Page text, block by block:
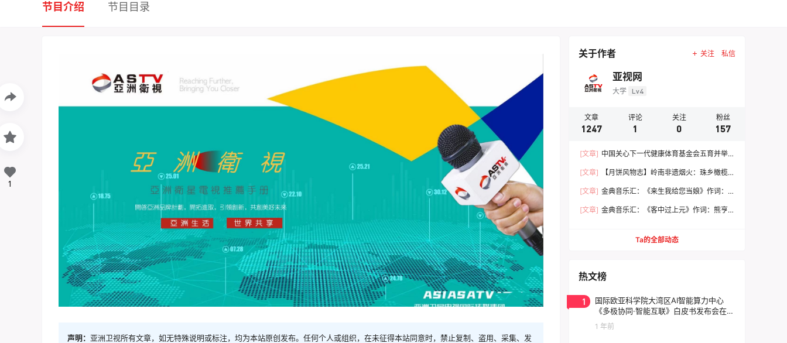
节目介绍 节目目录
声明： 亚洲卫视所有文章，如无特殊说明或标注，均为本站原创发布。任何个人或组织，在未征得本站同意时，禁止复制、盗用、采集、发
1
关于作者 关注 私信
亚视网
大学 Lv4
文章
1247
评论
1
关注
0
粉丝
157
[文章] 中国关心下一代健康体育基金会五育并举
[文章]
【月饼风物志】岭南非遗烟火：珠乡橄榄
[文章] 金典音乐汇：《来生我给您当娘》作词：
[文章] 金典音乐汇：《客中过上元》作词：熊亨
Ta的全部动态
热文榜
1
国际欧亚科学院大湾区AI智能算力中心
《多极协同·智能互联》白皮书发布会在东
莞云计算中心举行
1 年前